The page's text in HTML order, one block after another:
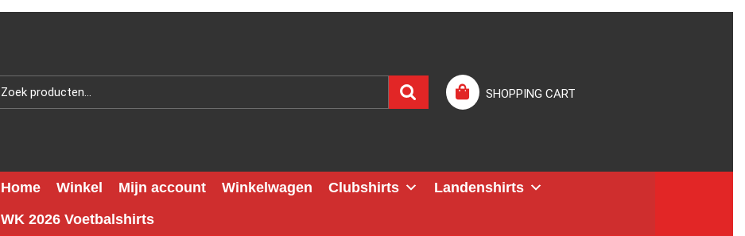
SHOPPING CART
Home Winkel Mijn account Winkelwagen Clubshirts
Landenshirts
WK 2026 Voetbalshirts